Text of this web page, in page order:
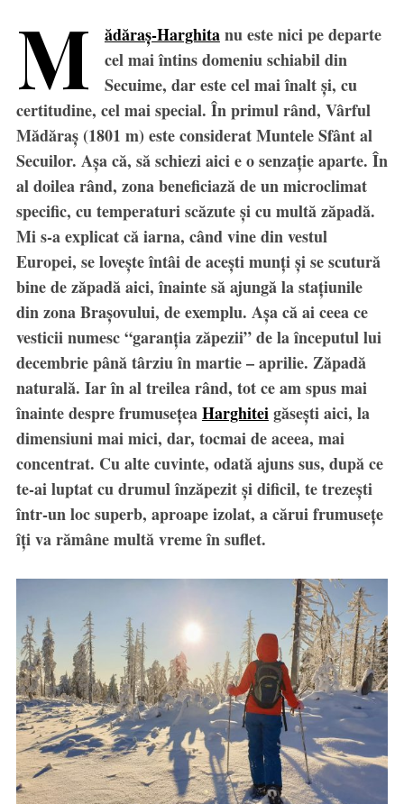
M ădăraș-Harghitanu este nici pe departe
cel mai întins domeniu schiabil din
Secuime, dar este cel mai înalt și, cu
certitudine, cel mai special. În primul rând, Vârful
Mădăraș (1801 m) este considerat Muntele Sfânt al
Secuilor. Așa că, să schiezi aici e o senzație aparte. În
al doilea rând, zona beneficiază de un microclimat
specific, cu temperaturi scăzute și cu multă zăpadă.
Mi s-a explicat că iarna, când vine din vestul
Europei, se lovește întâi de acești munți și se scutură
bine de zăpadă aici, înainte să ajungă la stațiunile
din zona Brașovului, de exemplu. Așa că ai ceea ce
vesticii numesc “garanția zăpezii” de la începutul lui
decembrie până târziu în martie – aprilie. Zăpadă
naturală. Iar în al treilea rând, tot ce am spus mai
înainte despre frumusețeaHarghiteigăsești aici, la
dimensiuni mai mici, dar, tocmai de aceea, mai
concentrat. Cu alte cuvinte, odată ajuns sus, după ce
te-ai luptat cu drumul înzăpezit și dificil, te trezești
într-un loc superb, aproape izolat, a cărui frumusețe
îți va rămâne multă vreme în suflet.